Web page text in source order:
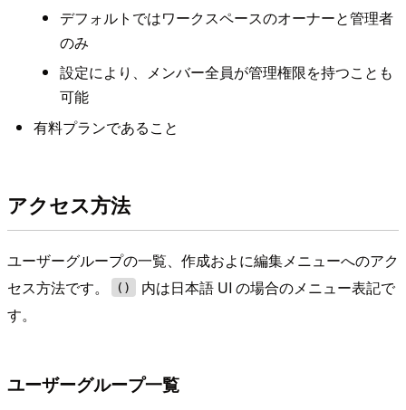
デフォルトではワークスペースのオーナーと管理者
のみ
設定により、メンバー全員が管理権限を持つことも
可能
有料プランであること
アクセス方法
ユーザーグループの一覧、作成およに編集メニューへのアク
セス方法です。
()
内は日本語 UI の場合のメニュー表記で
す。
ユーザーグループ一覧